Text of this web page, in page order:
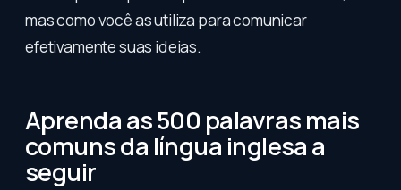
mas como você as utiliza para comunicar
efetivamente suas ideias.
Aprenda as 500 palavras mais
comuns da língua inglesa a
seguir